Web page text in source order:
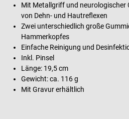
Mit Metallgriff und neurologischer
von Dehn- und Hautreflexen
Zwei unterschiedlich große
Hammerkopfes
Einfache Reinigung und
Inkl. Pinsel
Länge: 19,5 cm
Gewicht: ca. 116 g
Mit Gravur erhältlich